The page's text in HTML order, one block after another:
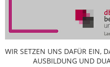
WIR SETZEN UNS DAFÜR EIN,
AUSBILDUNG UND